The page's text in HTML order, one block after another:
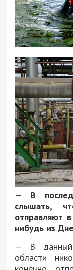
— В
слышать,
отправляют
нибудь из
— В данный
области